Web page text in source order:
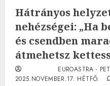
Hátrányos
nehézségei: „Ha
és csendben
átmehetsz
EUROASTRA -
2025.NOVEMBER.17. HÉTFŐ.